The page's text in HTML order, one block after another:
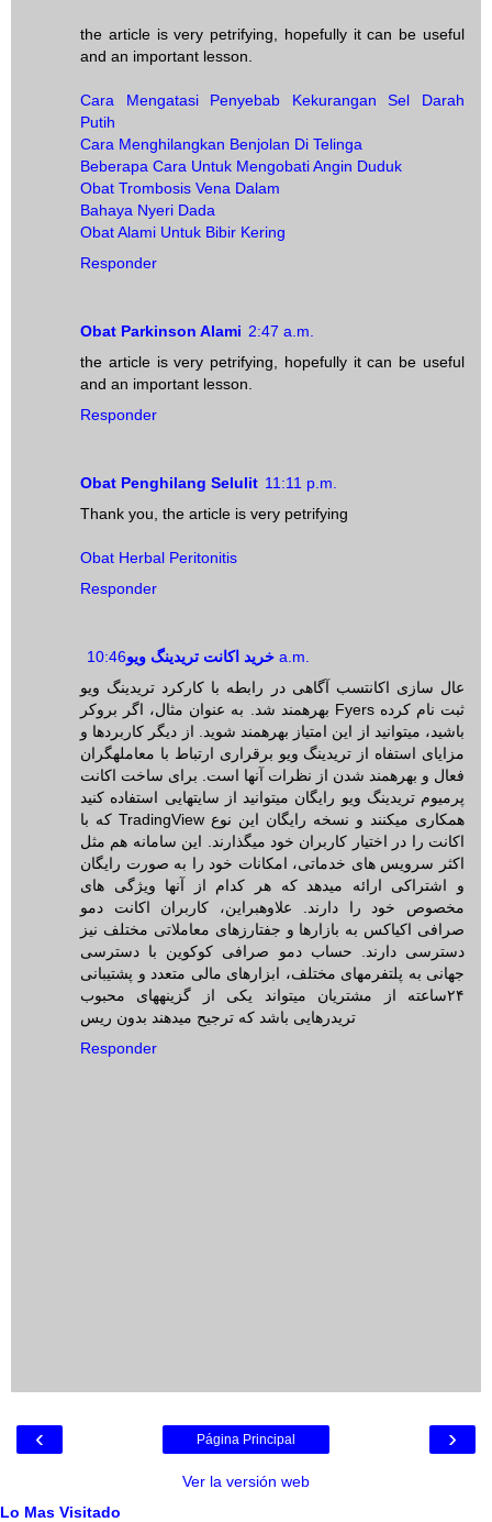
the article is very petrifying, hopefully it can be useful
and an important lesson.
Cara Mengatasi Penyebab Kekurangan Sel Darah
Putih
Cara Menghilangkan Benjolan Di Telinga
Beberapa Cara Untuk Mengobati Angin Duduk
Obat Trombosis Vena Dalam
Bahaya Nyeri Dada
Obat Alami Untuk Bibir Kering
Responder
Obat Parkinson Alami 2:47 a.m.
the article is very petrifying, hopefully it can be useful
and an important lesson.
Responder
Obat Penghilang Selulit 11:11 p.m.
Thank you, the article is very petrifying
Obat Herbal Peritonitis
Responder
خرید اکانت تریدینگ ویو 10:46 a.m.
عال سازی اکانتسب آگاهی در رابطه با کارکرد تریدینگ ویو
بهرهمند شد. به عنوان مثال، اگر بروکر Fyers ثبت نام کرده
باشید، میتوانید از این امتیاز بهرهمند شوید. از دیگر کاربردها و
مزایای استفاه از تریدینگ ویو برقراری ارتباط با معاملهگران
فعال و بهرهمند شدن از نظرات آنها است. برای ساخت اکانت
پرمیوم تریدینگ ویو رایگان میتوانید از سایتهایی استفاده کنید
که با TradingView همکاری میکنند و نسخه رایگان این نوع
اکانت را در اختیار کاربران خود میگذارند. این سامانه هم مثل
اکثر سرویس های خدماتی، امکانات خود را به صورت رایگان
و اشتراکی ارائه میدهد که هر کدام از آنها ویژگی های
مخصوص خود را دارند. علاوهبراین، کاربران اکانت دمو
صرافی اکیاکس به بازارها و جفتارزهای معاملاتی مختلف نیز
دسترسی دارند. حساب دمو صرافی کوکوین با دسترسی
جهانی به پلتفرمهای مختلف، ابزارهای مالی متعدد و پشتیبانی
۲۴ساعته از مشتریان میتواند یکی از گزینههای محبوب
تریدرهایی باشد که ترجیح میدهند بدون ریس
Responder
‹ ›
Página Principal
Ver la versión web
Lo Mas Visitado